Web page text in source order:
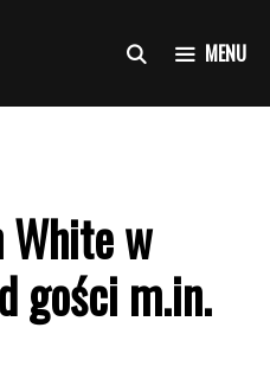
MENU
w
gości m.in.